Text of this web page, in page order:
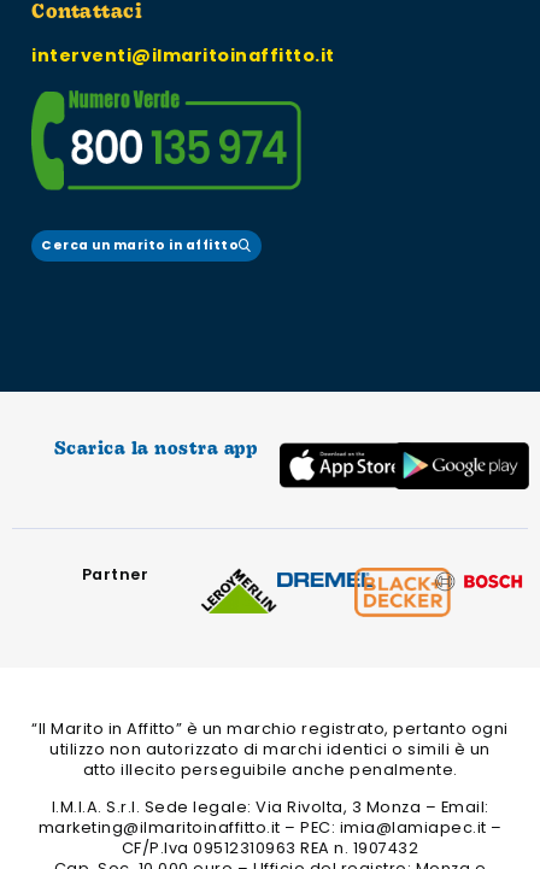
Contattaci
interventi@ilmaritoinaffitto.it
Cerca un marito in affitto
Scarica la nostra app
Partner
“Il Marito in Affitto” è un marchio registrato, pertanto ogni
utilizzo non autorizzato di marchi identici o simili è un
atto illecito perseguibile anche penalmente.
I.M.I.A. S.r.l. Sede legale: Via Rivolta, 3 Monza – Email:
marketing@ilmaritoinaffitto.it – PEC: imia@lamiapec.it –
CF/P.Iva 09512310963 REA n. 1907432